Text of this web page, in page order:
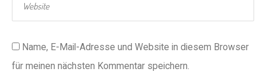
Name, E-Mail-Adresse und Website in diesem Browser
für meinen nächsten Kommentar speichern.